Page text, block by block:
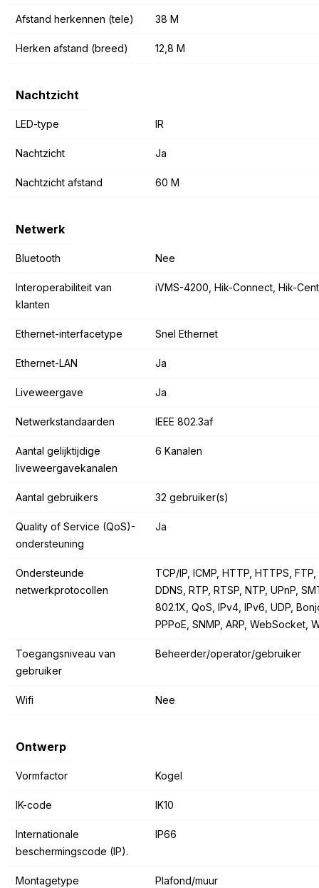
Afstand herkennen (tele) 38 M
Herken afstand (breed) 12,8 M
Nachtzicht
LED-type IR
Nachtzicht Ja
Nachtzicht afstand 60 M
Netwerk
Bluetooth Nee
Interoperabiliteit van
klanten
iVMS-4200, Hik-Connect, Hik-
Ethernet-interfacetype Snel Ethernet
Ethernet-LAN Ja
Liveweergave Ja
Netwerkstandaarden IEEE 802.3af
Aantal gelijktijdige
liveweergavekanalen
6 Kanalen
Aantal gebruikers 32 gebruiker(s)
Quality of Service (QoS)-
ondersteuning
Ja
Ondersteunde
netwerkprotocollen
TCP/IP, ICMP, HTTP, HTTPS, FTP,
DDNS, RTP, RTSP, NTP, UPnP,
802.1X, QoS, IPv4, IPv6, UDP,
PPPoE, SNMP, ARP, WebSocket,
Toegangsniveau van
gebruiker
Beheerder/operator/gebruiker
Wifi Nee
Ontwerp
Vormfactor Kogel
IK-code IK10
Internationale
beschermingscode (IP).
IP66
Montagetype Plafond/muur